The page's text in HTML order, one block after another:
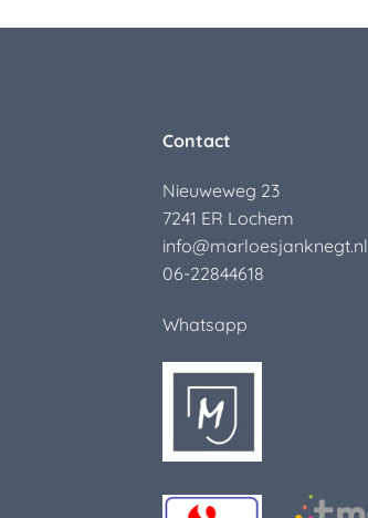
Contact
Nieuweweg 23
7241 ER Lochem
info@marloesjanknegt.nl
06-22844618
Whatsapp